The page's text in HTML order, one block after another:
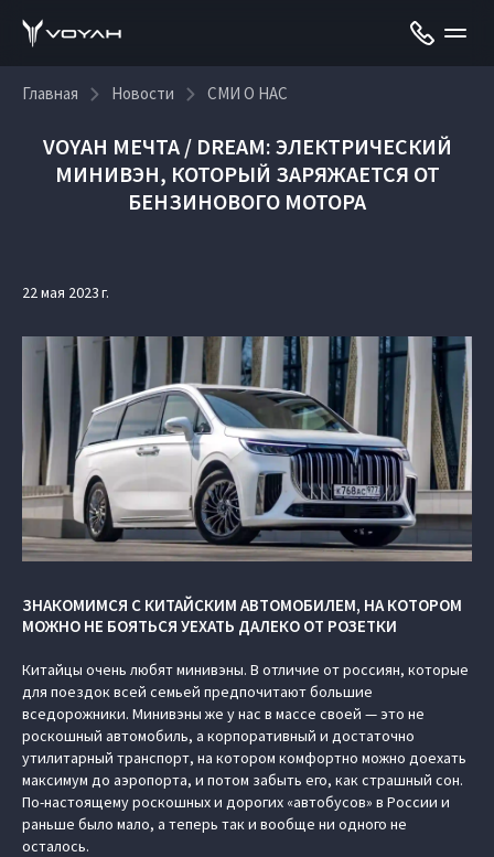
Главная Новости СМИ О НАС
VOYAH МЕЧТА / DREAM: ЭЛЕКТРИЧЕСКИЙ
МИНИВЭН, КОТОРЫЙ ЗАРЯЖАЕТСЯ ОТ
БЕНЗИНОВОГО МОТОРА
22 мая 2023 г.
ЗНАКОМИМСЯ С КИТАЙСКИМ АВТОМОБИЛЕМ, НА КОТОРОМ
МОЖНО НЕ БОЯТЬСЯ УЕХАТЬ ДАЛЕКО ОТ РОЗЕТКИ
Китайцы очень любят минивэны. В отличие от россиян, которые
для поездок всей семьей предпочитают большие
вседорожники. Минивэны же у нас в массе своей — это не
роскошный автомобиль, а корпоративный и достаточно
утилитарный транспорт, на котором комфортно можно доехать
максимум до аэропорта, и потом забыть его, как страшный сон.
По-настоящему роскошных и дорогих «автобусов» в России и
раньше было мало, а теперь так и вообще ни одного не
осталось.